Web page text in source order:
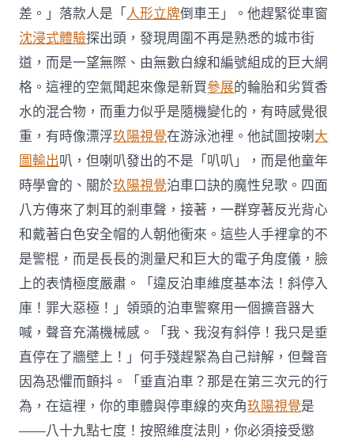
差。」落款人是「人形立牌倒車王」。他趕緊從車窗
沈浸式體驗探出頭，發現周圍不再是熟悉的城市街
道，而是一望無際、由無數白線和編號組成的巨大網
格。這裡的空氣聞起來像是新買參展的輪胎和劣質香
水的混合物，而重力似乎是隨機變化的，有時感覺很
重，有時像漂浮玖陽視覺在游泳池裡。他試圖按喇大
圖輸出叭，但喇叭發出的不是「叭叭」，而是他童年
時學會的、關於玖陽視覺泊車口訣的魔性兒歌。四面
八方傳來了刺耳的剎車聲，接著，一群穿著反光背心
和戴著白色安全帽的人朝他衝來。這些人手裡拿的不
是警棍，而是長長的測量尺和巨大的電子角度儀，臉
上的表情極度嚴肅。「違反泊車維度基本法！斜停入
庫！罪大惡極！」領頭的泊車警察用一個擴音器大
喊，聲音充滿機械感。「我、我沒有斜停！我只是垂
直停在了牆壁上！」何手殘趕緊為自己辯解，但聲音
因為恐懼而顫抖。「垂直泊車？那是在第三次元的行
為，在這裡，你的車體與停車線的夾角玖陽視覺是
——八十九點七度！按照維度法則，你必須接受懲